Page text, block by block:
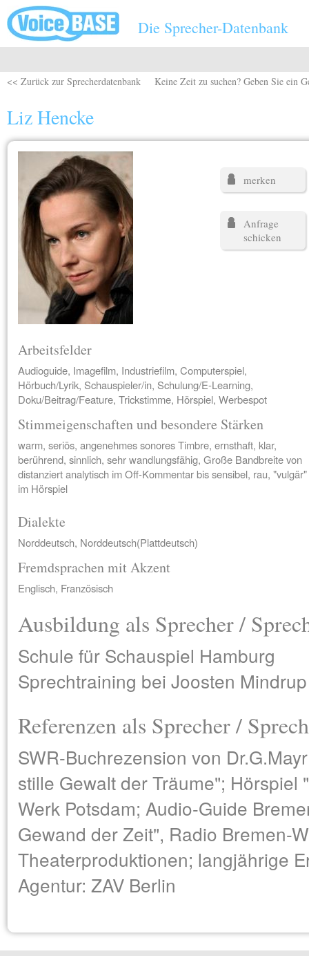
Direkt zum Inhalt
Die Sprecher-Datenbank
<< Zurück zur Sprecherdatenbank Keine Zeit zu suchen? Geben Sie ein
Liz Hencke
merken
Anfrage
schicken
Arbeitsfelder
Audioguide, Imagefilm, Industriefilm, Computerspiel,
Hörbuch/Lyrik, Schauspieler/in, Schulung/E-Learning,
Doku/Beitrag/Feature, Trickstimme, Hörspiel, Werbespot
Stimmeigenschaften und besondere Stärken
warm, seriös, angenehmes sonores Timbre, ernsthaft, klar,
berührend, sinnlich, sehr wandlungsfähig, Große Bandbreite von
distanziert analytisch im Off-Kommentar bis sensibel, rau, "vulgär"
im Hörspiel
Dialekte
Norddeutsch, Norddeutsch(Plattdeutsch)
Fremdsprachen mit Akzent
Englisch, Französisch
Ausbildung als Sprecher /
Schule für Schauspiel Hamburg
Sprechtraining bei Joosten
Referenzen als Sprecher /
SWR-Buchrezension von
stille Gewalt der Träume"; Hörspiel
Werk Potsdam; Audio-Guide
Gewand der Zeit", Radio Bremen-
Theaterproduktionen; langjährige
Agentur: ZAV Berlin